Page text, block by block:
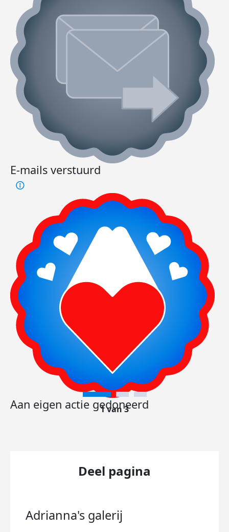
E-mails verstuurd
Aan eigen actie gedoneerd
1 van 3
Deel pagina
Adrianna's galerij